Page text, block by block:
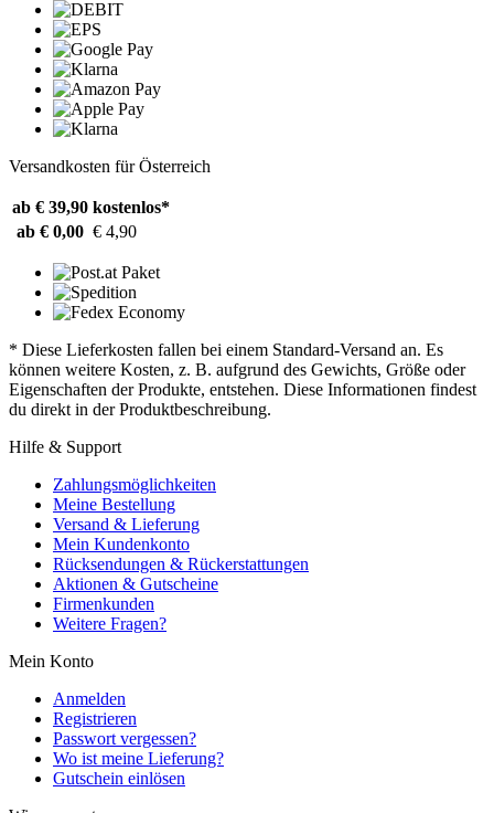
Versandkosten für Österreich
ab € 39,90 kostenlos*
ab € 0,00 € 4,90
* Diese Lieferkosten fallen bei einem Standard-Versand an. Es
können weitere Kosten, z. B. aufgrund des Gewichts, Größe oder
Eigenschaften der Produkte, entstehen. Diese Informationen findest
du direkt in der Produktbeschreibung.
Hilfe & Support
Zahlungsmöglichkeiten
Meine Bestellung
Versand & Lieferung
Mein Kundenkonto
Rücksendungen & Rückerstattungen
Aktionen & Gutscheine
Firmenkunden
Weitere Fragen?
Mein Konto
Anmelden
Registrieren
Passwort vergessen?
Wo ist meine Lieferung?
Gutschein einlösen